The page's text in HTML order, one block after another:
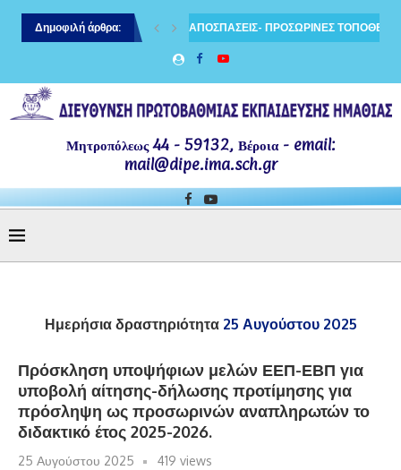
Δημοφιλή άρθρα:
κλάδου ΠΕ70 και ΠΕ60 ΑΠΟΣΠΑΣΕΙΣ- ΠΡΟΣΩΡΙΝΕΣ
Μητροπόλεως 44 - 59132, Βέροια - email:
mail@dipe.ima.sch.gr
Ημερήσια δραστηριότητα 25 Αυγούστου 2025
Πρόσκληση υποψήφιων μελών ΕΕΠ-ΕΒΠ για
υποβολή αίτησης-δήλωσης προτίμησης για
πρόσληψη ως προσωρινών αναπληρωτών το
διδακτικό έτος 2025-2026.
25 Αυγούστου 2025 419 views